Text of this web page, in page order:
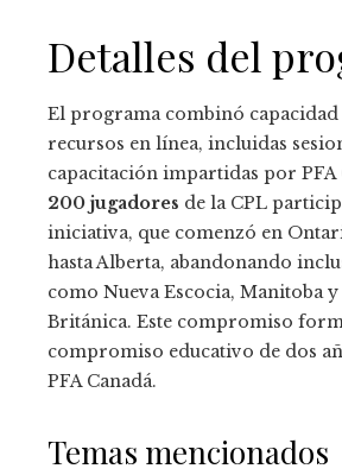
Detalles del
El programa combinó
recursos en línea, incluidas
capacitación impartidas por PFA
200 jugadores de la CPL
iniciativa, que comenzó en
hasta Alberta, abandonando
como Nueva Escocia, Manitoba
Británica. Este compromiso
compromiso educativo de dos
PFA Canadá.
Temas mencionados